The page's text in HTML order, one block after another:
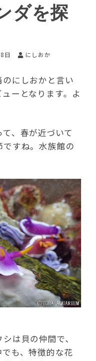
ダを探
日 にしおか
にしおかと言い
ーとなります。よ
、春が近づいて
すね。水族館の
は貝の仲間で、
も、特徴的な花